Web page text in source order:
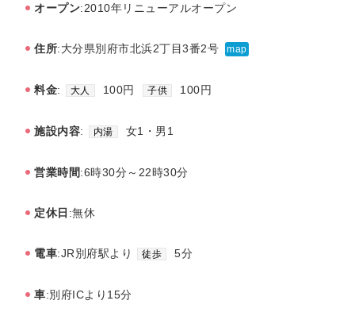
オープン:2010年リニューアルオープン
住所:大分県別府市北浜2丁目3番2号 map
料金: 大人 100円 子供 100円
施設内容: 内湯 女1・男1
営業時間:6時30分～22時30分
定休日 :無休
電車:JR別府駅より 徒歩 5分
車:別府ICより15分